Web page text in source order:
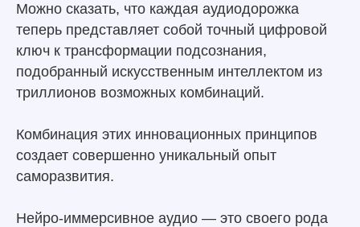
Можно сказать, что каждая аудиодорожка
теперь представляет собой точный цифровой
ключ к трансформации подсознания,
подобранный искусственным интеллектом из
триллионов возможных комбинаций.
Комбинация этих инновационных принципов
создает совершенно уникальный опыт
саморазвития.
Нейро-иммерсивное аудио — это своего рода